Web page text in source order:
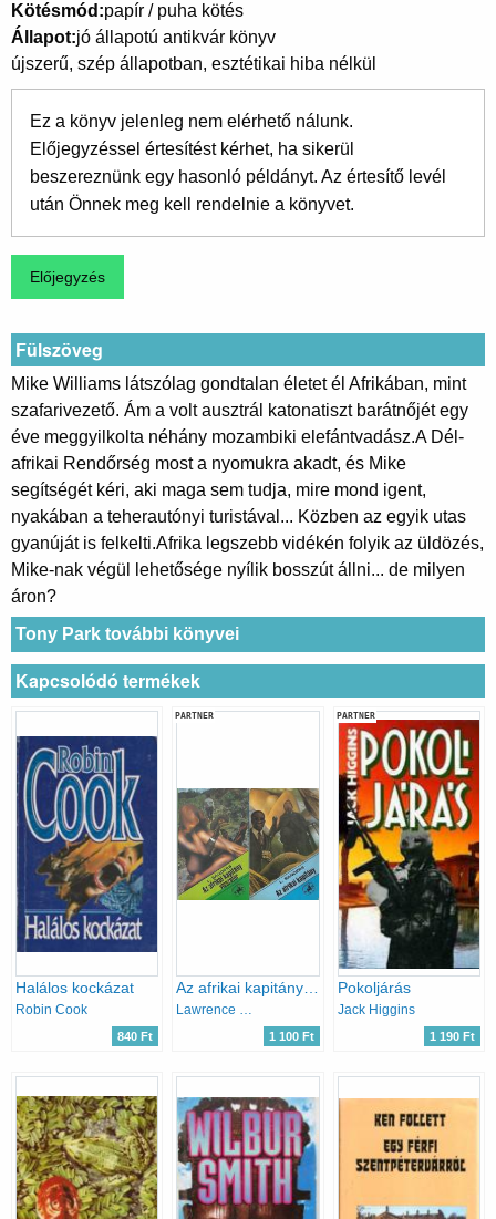
Kötésmód papír / puha kötés
Állapot jó állapotú antikvár könyv
újszerű, szép állapotban, esztétikai hiba nélkül
Ez a könyv jelenleg nem elérhető nálunk.
Előjegyzéssel értesítést kérhet, ha sikerül
beszereznünk egy hasonló példányt. Az értesítő levél
után Önnek meg kell rendelnie a könyvet.
Fülszöveg
Mike Williams látszólag gondtalan életet él Afrikában, mint
szafarivezető. Ám a volt ausztrál katonatiszt barátnőjét egy
éve meggyilkolta néhány mozambiki elefántvadász.A Dél-
afrikai Rendőrség most a nyomukra akadt, és Mike
segítségét kéri, aki maga sem tudja, mire mond igent,
nyakában a teherautónyi turistával... Közben az egyik utas
gyanúját is felkelti.Afrika legszebb vidékén folyik az üldözés,
Mike-nak végül lehetősége nyílik bosszút állni... de milyen
áron?
Tony Park további könyvei
Kapcsolódó termékek
Halálos kockázat
Robin Cook
840 Ft
PARTNER
Az afrikai kapitány + Az afrikai kapitány visszatér
Lawrence Sanders
1 100 Ft
PARTNER
Pokoljárás
Jack Higgins
1 190 Ft